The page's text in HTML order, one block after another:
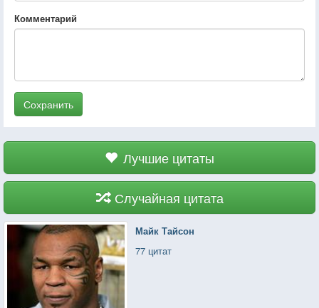
Комментарий
Сохранить
Лучшие цитаты
Случайная цитата
Майк Тайсон
77 цитат